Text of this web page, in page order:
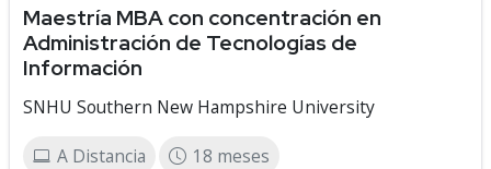
Maestría MBA con concentración en
Administración de Tecnologías de
Información
SNHU Southern New Hampshire University
A Distancia 18 meses